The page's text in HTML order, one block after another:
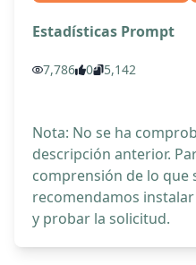
Estadísticas Prompt
7,786 0 5,142
Nota: No se ha
descripción anterior.
comprensión de lo que
recomendamos
y probar la solicitud.